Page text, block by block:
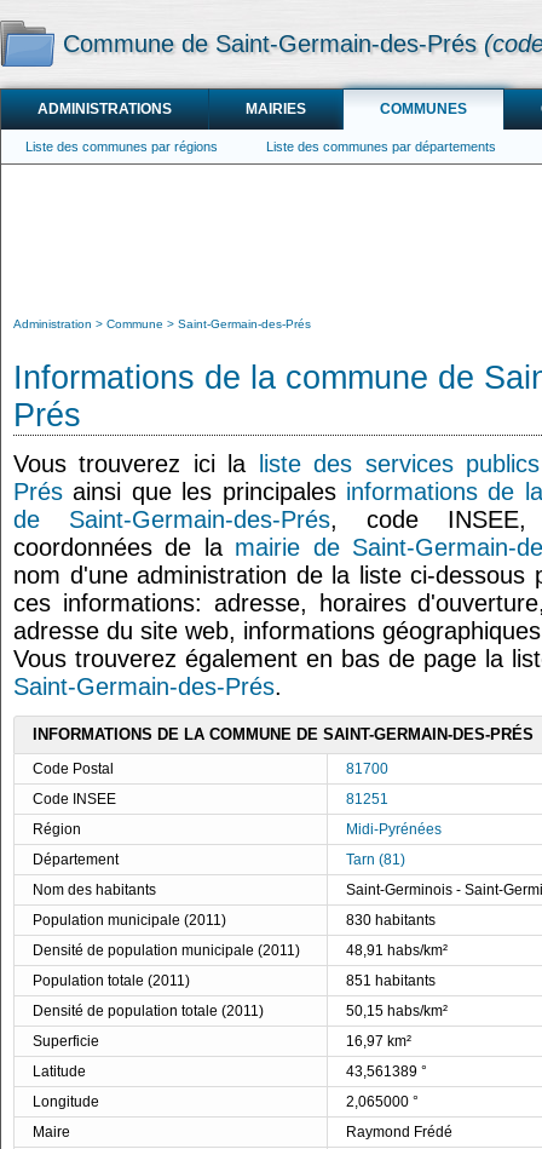
Commune de Saint-Germain-des-Prés
ADMINISTRATIONS MAIRIES COMMUNES
Liste des communes par régions Liste des communes par départements
Administration Commune Saint-Germain-des-Prés
Informations de la commune de
Prés
Vous trouverez ici la
liste des services
Prés ainsi que les principales informations de
de Saint-Germain-des-Prés, code INSEE,
coordonnées de la mairie de Saint-Germain-
nom d'une administration de la liste ci-dessous
ces informations: adresse, horaires
adresse du site web, informations
Vous trouverez également en bas de page la
Saint-Germain-des-Prés.
INFORMATIONS DE LA COMMUNE DE SAINT-GERMAIN-DES-PRÉS
Code Postal
81700
Code INSEE
81251
Région
Midi-Pyrénées
Département
Tarn (81)
Nom des habitants
Saint-Germinois - Saint-
Population municipale (2011)
830 habitants
Densité de population municipale (2011)
48,91 habs/km²
Population totale (2011)
851 habitants
Densité de population totale (2011)
50,15 habs/km²
Superficie
16,97 km²
Latitude
43,561389 °
Longitude
2,065000 °
Maire
Raymond Frédé